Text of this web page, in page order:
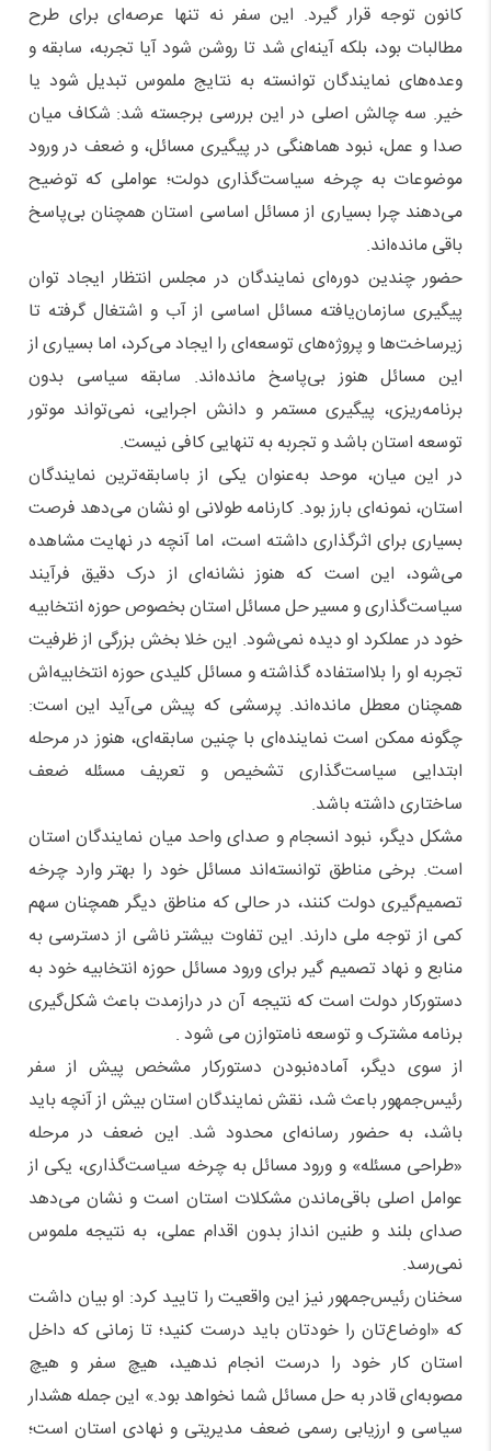
کانون توجه قرار گیرد. این سفر نه تنها عرصه‌ای برای طرح
مطالبات بود، بلکه آینه‌ای شد تا روشن شود آیا تجربه، سابقه و
وعده‌های نمایندگان توانسته به نتایج ملموس تبدیل شود یا
خیر. سه چالش اصلی در این بررسی برجسته شد: شکاف میان
صدا و عمل، نبود هماهنگی در پیگیری مسائل، و ضعف در ورود
موضوعات به چرخه سیاست‌گذاری دولت؛ عواملی که توضیح
می‌دهند چرا بسیاری از مسائل اساسی استان همچنان بی‌پاسخ
باقی مانده‌اند.
حضور چندین دوره‌ای نمایندگان در مجلس انتظار ایجاد توان
پیگیری سازمان‌یافته مسائل اساسی از آب و اشتغال گرفته تا
زیرساخت‌ها و پروژه‌های توسعه‌ای را ایجاد می‌کرد، اما بسیاری از
این مسائل هنوز بی‌پاسخ مانده‌اند. سابقه سیاسی بدون
برنامه‌ریزی، پیگیری مستمر و دانش اجرایی، نمی‌تواند موتور
توسعه استان باشد و تجربه به تنهایی کافی نیست.
در این میان، موحد به‌عنوان یکی از باسابقه‌ترین نمایندگان
استان، نمونه‌ای بارز بود. کارنامه طولانی او نشان می‌دهد فرصت
بسیاری برای اثرگذاری داشته است، اما آنچه در نهایت مشاهده
می‌شود، این است که هنوز نشانه‌ای از درک دقیق فرآیند
سیاست‌گذاری و مسیر حل مسائل استان بخصوص حوزه انتخابیه
خود در عملکرد او دیده نمی‌شود. این خلا بخش بزرگی از ظرفیت
تجربه او را بلااستفاده گذاشته و مسائل کلیدی حوزه انتخابیه‌اش
همچنان معطل مانده‌اند. پرسشی که پیش می‌آید این است:
چگونه ممکن است نماینده‌ای با چنین سابقه‌ای، هنوز در مرحله
ابتدایی سیاست‌گذاری تشخیص و تعریف مسئله ضعف
ساختاری داشته باشد.
مشکل دیگر، نبود انسجام و صدای واحد میان نمایندگان استان
است. برخی مناطق توانسته‌اند مسائل خود را بهتر وارد چرخه
تصمیم‌گیری دولت کنند، در حالی که مناطق دیگر همچنان سهم
کمی از توجه ملی دارند. این تفاوت بیشتر ناشی از دسترسی به
منابع و نهاد تصمیم گیر برای ورود مسائل حوزه انتخابیه خود به
دستورکار دولت است که نتیجه آن در درازمدت باعث شکل‌گیری
برنامه مشترک و توسعه نامتوازن می شود .
از سوی دیگر، آماده‌نبودن دستورکار مشخص پیش از سفر
رئیس‌جمهور باعث شد، نقش نمایندگان استان بیش از آنچه باید
باشد، به حضور رسانه‌ای محدود شد. این ضعف در مرحله
«طراحی مسئله» و ورود مسائل به چرخه سیاست‌گذاری، یکی از
عوامل اصلی باقی‌ماندن مشکلات استان است و نشان می‌دهد
صدای بلند و طنین انداز بدون اقدام عملی، به نتیجه ملموس
نمی‌رسد.
سخنان رئیس‌جمهور نیز این واقعیت را تایید کرد: او بیان داشت
که «اوضاع‌تان را خودتان باید درست کنید؛ تا زمانی که داخل
استان کار خود را درست انجام ندهید، هیچ سفر و هیچ
مصوبه‌ای قادر به حل مسائل شما نخواهد بود.» این جمله هشدار
سیاسی و ارزیابی رسمی ضعف مدیریتی و نهادی استان است؛